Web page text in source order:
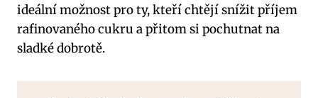
ideální možnost pro ty, kteří chtějí snížit příjem
rafinovaného cukru a přitom si pochutnat na
sladké dobrotě.